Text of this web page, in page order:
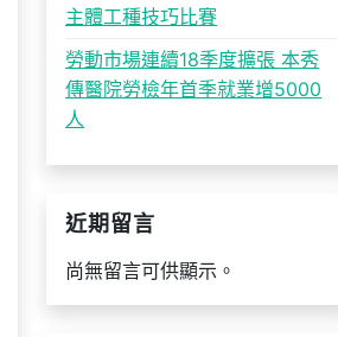
主體工種技巧比賽
勞動市場連續18季度擴張 本秀
傳醫院勞檢年首季就業增5000
人
近期留言
尚無留言可供顯示。